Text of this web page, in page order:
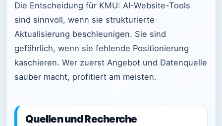
Die Entscheidung für KMU: AI-Website-Tools
sind sinnvoll, wenn sie strukturierte
Aktualisierung beschleunigen. Sie sind
gefährlich, wenn sie fehlende Positionierung
kaschieren. Wer zuerst Angebot und Datenquelle
sauber macht, profitiert am meisten.
Quellen und Recherche